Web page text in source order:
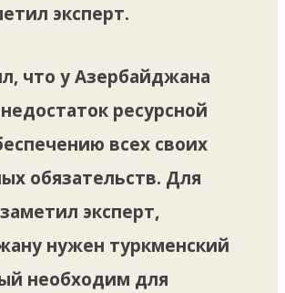
эксперт.
что у Азербайджана
ресурсной
всех своих
обязательств. Для
эксперт,
нужен туркменский
необходим для